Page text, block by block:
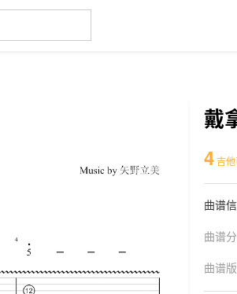
戴
4吉
曲谱
曲谱
曲谱